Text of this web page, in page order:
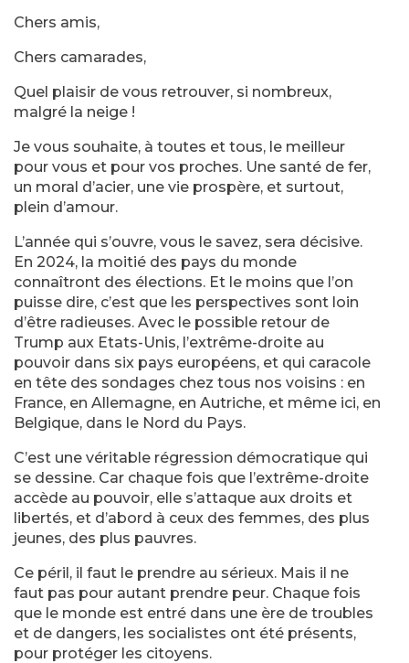
Chers amis,
Chers camarades,
Quel plaisir de vous retrouver, si nombreux,
malgré la neige !
Je vous souhaite, à toutes et tous, le meilleur
pour vous et pour vos proches. Une santé de fer,
un moral d’acier, une vie prospère, et surtout,
plein d’amour.
L’année qui s’ouvre, vous le savez, sera décisive.
En 2024, la moitié des pays du monde
connaîtront des élections. Et le moins que l’on
puisse dire, c’est que les perspectives sont loin
d’être radieuses. Avec le possible retour de
Trump aux Etats-Unis, l’extrême-droite au
pouvoir dans six pays européens, et qui caracole
en tête des sondages chez tous nos voisins : en
France, en Allemagne, en Autriche, et même ici, en
Belgique, dans le Nord du Pays.
C’est une véritable régression démocratique qui
se dessine. Car chaque fois que l’extrême-droite
accède au pouvoir, elle s’attaque aux droits et
libertés, et d’abord à ceux des femmes, des plus
jeunes, des plus pauvres.
Ce péril, il faut le prendre au sérieux. Mais il ne
faut pas pour autant prendre peur. Chaque fois
que le monde est entré dans une ère de troubles
et de dangers, les socialistes ont été présents,
pour protéger les citoyens.